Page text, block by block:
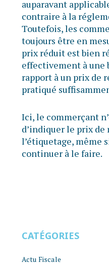
auparavant
contraire à la
Toutefois, les
toujours être en
prix réduit est bien
effectivement à une
rapport à un prix de
pratiqué
Ici, le commerçant
d’indiquer le prix de
l’étiquetage, même
continuer à le faire.
CATÉGORIES
Actu Fiscale